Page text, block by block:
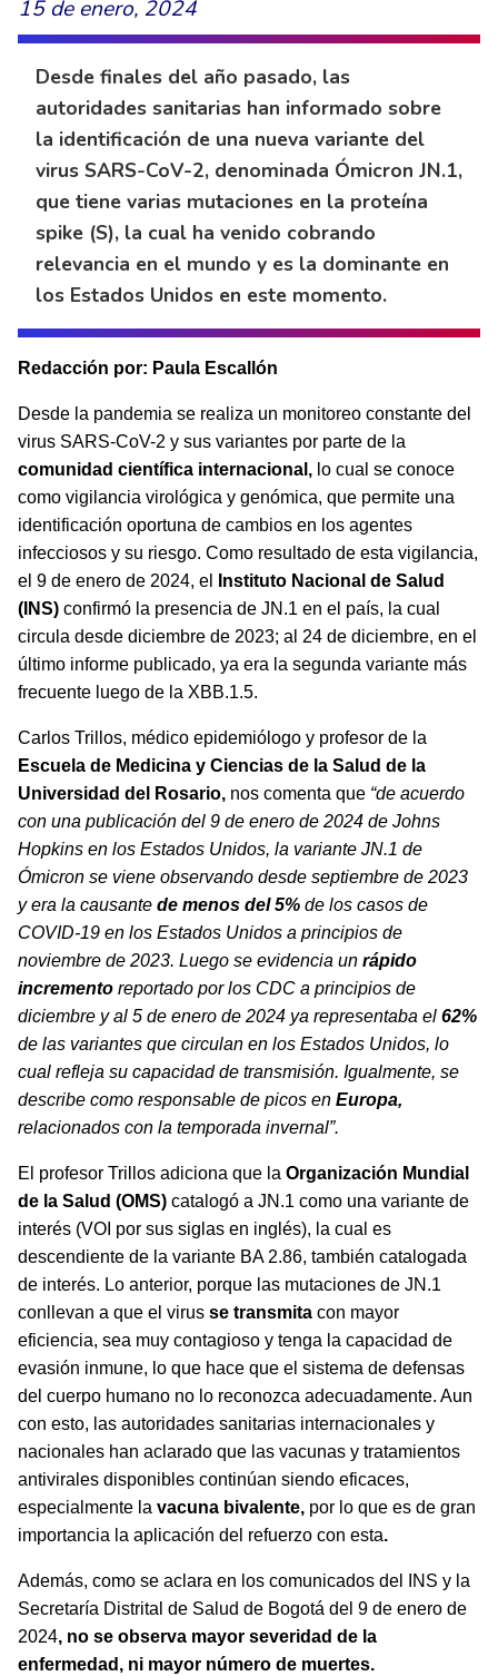
15 de enero, 2024
Desde finales del año pasado, las
autoridades sanitarias han informado sobre
la identificación de una nueva variante del
virus SARS-CoV-2, denominada Ómicron JN.1,
que tiene varias mutaciones en la proteína
spike (S), la cual ha venido cobrando
relevancia en el mundo y es la dominante en
los Estados Unidos en este momento.
Redacción por: Paula Escallón
Desde la pandemia se realiza un monitoreo constante del
virus SARS-CoV-2 y sus variantes por parte de la
comunidad científica internacional, lo cual se conoce
como vigilancia virológica y genómica, que permite una
identificación oportuna de cambios en los agentes
infecciosos y su riesgo. Como resultado de esta vigilancia,
el 9 de enero de 2024, el
Instituto Nacional de Salud
(INS) confirmó la presencia de JN.1 en el país, la cual
circula desde diciembre de 2023; al 24 de diciembre, en el
último informe publicado, ya era la segunda variante más
frecuente luego de la XBB.1.5.
Carlos Trillos, médico epidemiólogo y profesor de la
Escuela de Medicina y Ciencias de la Salud de la
Universidad del Rosario, nos comenta que “de acuerdo
con una publicación del 9 de enero de 2024 de Johns
Hopkins en los Estados Unidos, la variante JN.1 de
Ómicron se viene observando desde septiembre de 2023
y era la causante de menos del 5% de los casos de
COVID-19 en los Estados Unidos a principios de
noviembre de 2023. Luego se evidencia un rápido
incremento reportado por los CDC a principios de
diciembre y al 5 de enero de 2024 ya representaba el 62%
de las variantes que circulan en los Estados Unidos, lo
cual refleja su capacidad de transmisión. Igualmente, se
describe como responsable de picos en Europa,
relacionados con la temporada invernal”.
El profesor Trillos adiciona que la Organización Mundial
de la Salud (OMS) catalogó a JN.1 como una variante de
interés (VOI por sus siglas en inglés), la cual es
descendiente de la variante BA 2.86, también catalogada
de interés. Lo anterior, porque las mutaciones de JN.1
conllevan a que el virus se transmita con mayor
eficiencia, sea muy contagioso y tenga la capacidad de
evasión inmune, lo que hace que el sistema de defensas
del cuerpo humano no lo reconozca adecuadamente. Aun
con esto, las autoridades sanitarias internacionales y
nacionales han aclarado que las vacunas y tratamientos
antivirales disponibles continúan siendo eficaces,
especialmente la vacuna bivalente, por lo que es de gran
importancia la aplicación del refuerzo con esta.
Además, como se aclara en los comunicados del INS y la
Secretaría Distrital de Salud de Bogotá del 9 de enero de
2024, no se observa mayor severidad de la
enfermedad, ni mayor número de muertes.